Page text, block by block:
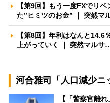
【第9回】もう一度FXでリ
た”ヒミツのお金” ｜ 突然マ
【第8回】年利はなんと
上がっていく ｜ 突然マルサ
河合雅司「人口減少ニ
【「警察官離